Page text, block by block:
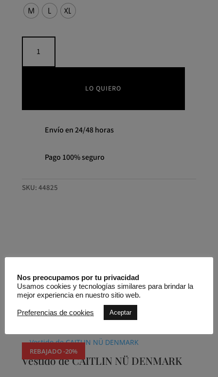
M L XL
fluido
color
fotografía
cantidad
LO QUIERO
Envío en 24/48 horas
Pago 100% seguro
SKU: 44825
Otros productos que
podrían gustarte
REBAJADO -20%
Vestido de CAITLIN NÜ DENMARK
Nos preocupamos por tu privacidad
Usamos cookies y tecnologías similares para brindar la
mejor experiencia en nuestro sitio web.
Preferencias de cookies Aceptar